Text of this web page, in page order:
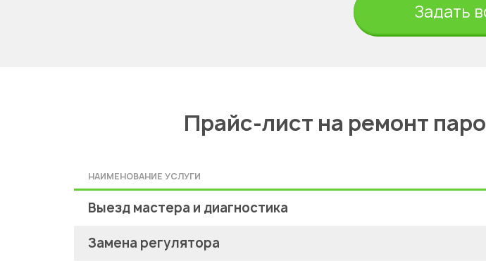
Задать
Прайс-лист на ремонт
НАИМЕНОВАНИЕ УСЛУГИ
Выезд мастера и диагностика
Замена регулятора